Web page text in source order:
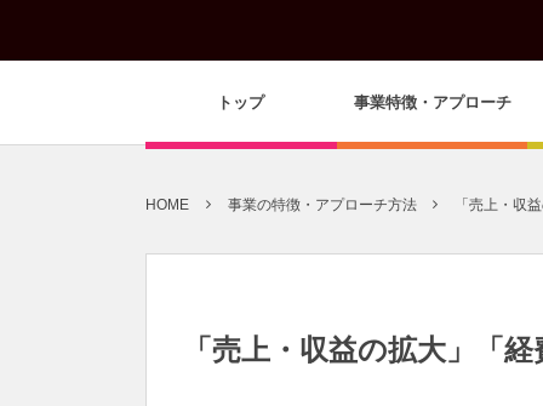
トップ 事業特徴・アプローチ
HOME 事業の特徴・アプローチ方法 「売上・収
「売上・収益の拡大」「